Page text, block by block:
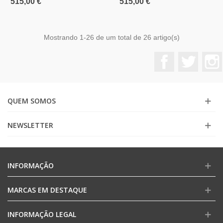
Mostrando 1-26 de um total de 26 artigo(s)
QUEM SOMOS
NEWSLETTER
INFORMAÇÃO
MARCAS EM DESTAQUE
INFORMAÇÃO LEGAL